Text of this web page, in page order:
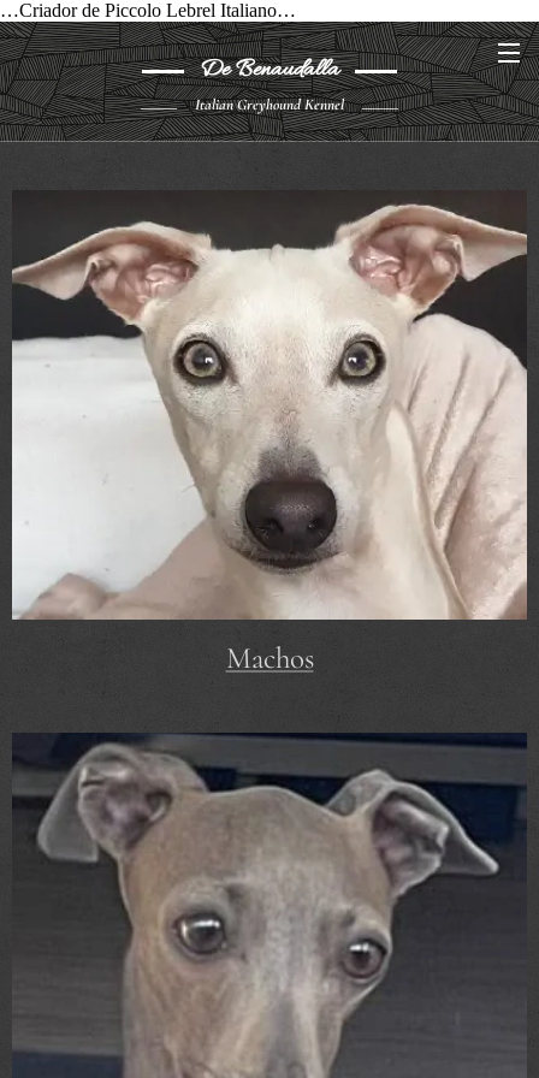
…Criador de Piccolo Lebrel Italiano…
De Benaudalla
Italian Greyhound Kennel
Machos